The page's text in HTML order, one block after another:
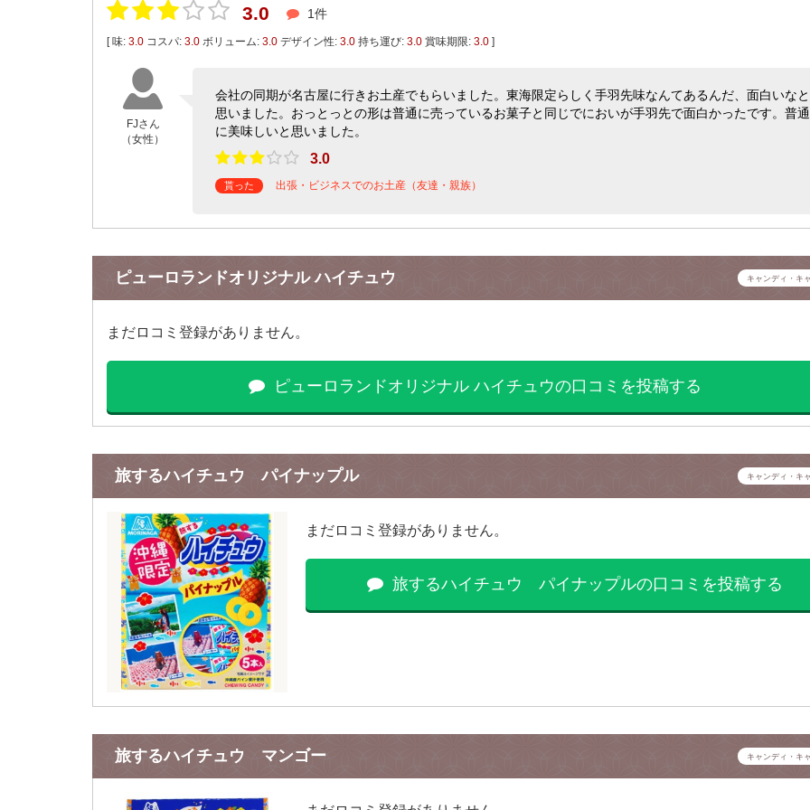
3.0 1件
[ 味: 3.0 コスパ: 3.0 ボリューム: 3.0 デザイン性: 3.0 持ち運び: 3.0 賞味期限: 3.0 ]
FJさん
（女性）
会社の同期が名古屋に行きお土産でもらいました。東海限定らしく手羽先味なんてあるんだ、面白いなと
思いました。おっとっとの形は普通に売っているお菓子と同じでにおいが手羽先で面白かったです。普通
に美味しいと思いました。
3.0
貰った 出張・ビジネスでのお土産（友達・親族）
ピューロランドオリジナル ハイチュウ キャンディ・キ
まだロコミ登録がありません。
ピューロランドオリジナル ハイチュウの口コミを投稿する
旅するハイチュウ パイナップル キャンディ・キ
まだロコミ登録がありません。
旅するハイチュウ パイナップルの口コミを投稿する
旅するハイチュウ マンゴー キャンディ・キ